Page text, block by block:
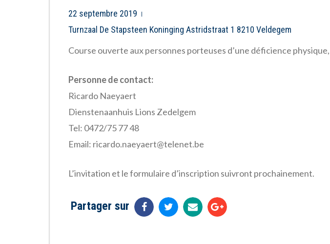
22 septembre 2019
Turnzaal De Stapsteen Koninging Astridstraat 1 8210 Veldegem
Course ouverte aux personnes porteuses d’une déficience
Personne de contact:
Ricardo Naeyaert
Dienstenaanhuis Lions Zedelgem
Tel: 0472/75 77 48
Email: ricardo.naeyaert@telenet.be
L’invitation et le formulaire d’inscription suivront prochainement.
Partager sur